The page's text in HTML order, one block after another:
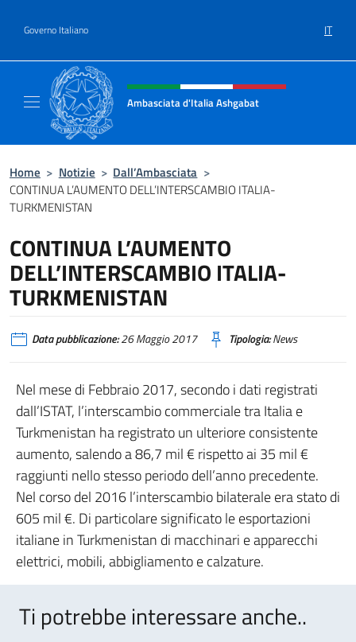
Governo Italiano IT
Intestazione sito, social e menù
Ambasciata d'Italia Ashgabat
Home > Notizie > Dall’Ambasciata >
CONTINUA L’AUMENTO DELL’INTERSCAMBIO ITALIA-
TURKMENISTAN
CONTINUA L’AUMENTO
DELL’INTERSCAMBIO ITALIA-
TURKMENISTAN
Data pubblicazione:26 Maggio 2017 Tipologia:News
Nel mese di Febbraio 2017, secondo i dati registrati
dall’ISTAT, l’interscambio commerciale tra Italia e
Turkmenistan ha registrato un ulteriore consistente
aumento, salendo a 86,7 mil € rispetto ai 35 mil €
raggiunti nello stesso periodo dell’anno precedente.
Nel corso del 2016 l’interscambio bilaterale era stato di
605 mil €. Di particolare significato le esportazioni
italiane in Turkmenistan di macchinari e apparecchi
elettrici, mobili, abbigliamento e calzature.
Ti potrebbe interessare anche..